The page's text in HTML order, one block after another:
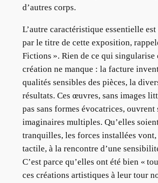
d’autres corps.
L’autre caractéristique essentielle est
par le titre de cette exposition,
Fictions ». Rien de ce qui singularise
création ne manque : la facture
qualités sensibles des pièces, la
résultats. Ces œuvres, sans images
pas sans formes évocatrices, ouvrent
imaginaires multiples. Qu’elles
tranquilles, les forces installées
tactile, à la rencontre d’une
C’est parce qu’elles ont été bien «
ces créations artistiques à leur tour